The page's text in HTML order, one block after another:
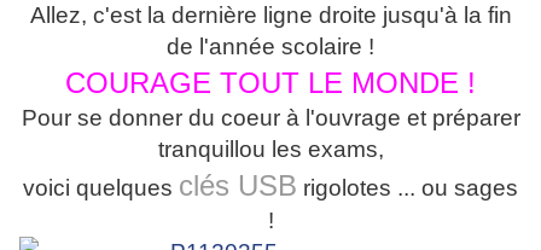
Allez, c'est la dernière ligne droite jusqu'à la fin
de l'année scolaire !
COURAGE TOUT LE MONDE !
Pour se donner du coeur à l'ouvrage et préparer
tranquillou les exams,
voici quelques clés USB rigolotes ... ou sages
!